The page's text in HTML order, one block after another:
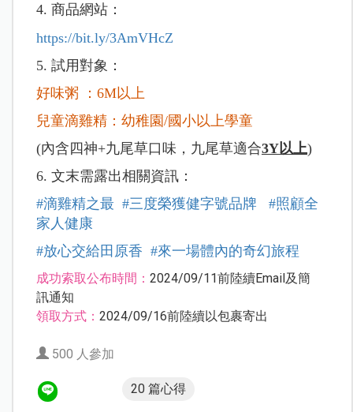
4. 商品網站：
https://bit.ly/3AmVHcZ
5. 試用對象：
好味粥 ：6M以上
兒童滴雞精：幼稚園/國小以上學童
(內含四神+九尾草口味，九尾草適合3Y以上)
6. 文末需露出相關資訊：
#滴雞精之最 #三度榮獲健字號品牌
#照顧全
家人健康
#放心交給田原香 #來一場體內的奇幻旅程
成功索取公布時間： 2024/09/11前陸續Email及簡
訊通知
領取方式： 2024/09/16前陸續以包裹寄出
500 人參加
20 篇心得